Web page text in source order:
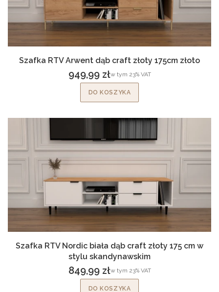
Szafka RTV Arwent dąb craft złoty 175cm złoto
Cena brutto
949,99 złw tym %s VAT
w tym 23%VAT
DO KOSZYKA
Szafka RTV Nordic biała dąb craft złoty 175 cm w
stylu skandynawskim
Cena brutto
849,99 złw tym %s VAT
w tym 23%VAT
DO KOSZYKA